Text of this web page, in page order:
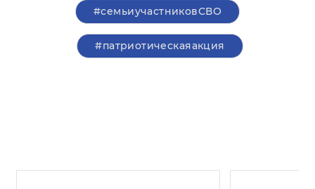
#семьиучастниковСВО
#патриотическаяакция